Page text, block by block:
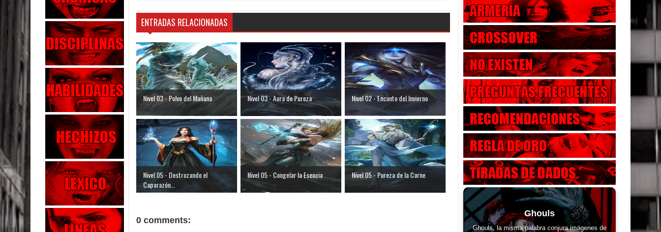
ENTRADAS RELACIONADAS
Nivel 03 - Polvo del Mañana Nivel 03 - Aura de Pureza Nivel 02 - Encanto del Invierno
Nivel 05 - Destrozando el
Caparazón...
Nivel 05 - Congelar la Esencia Nivel 05 - Pureza de la Carne
0 comments:
Ghouls
Ghouls, la misma palabra conjura imágenes de